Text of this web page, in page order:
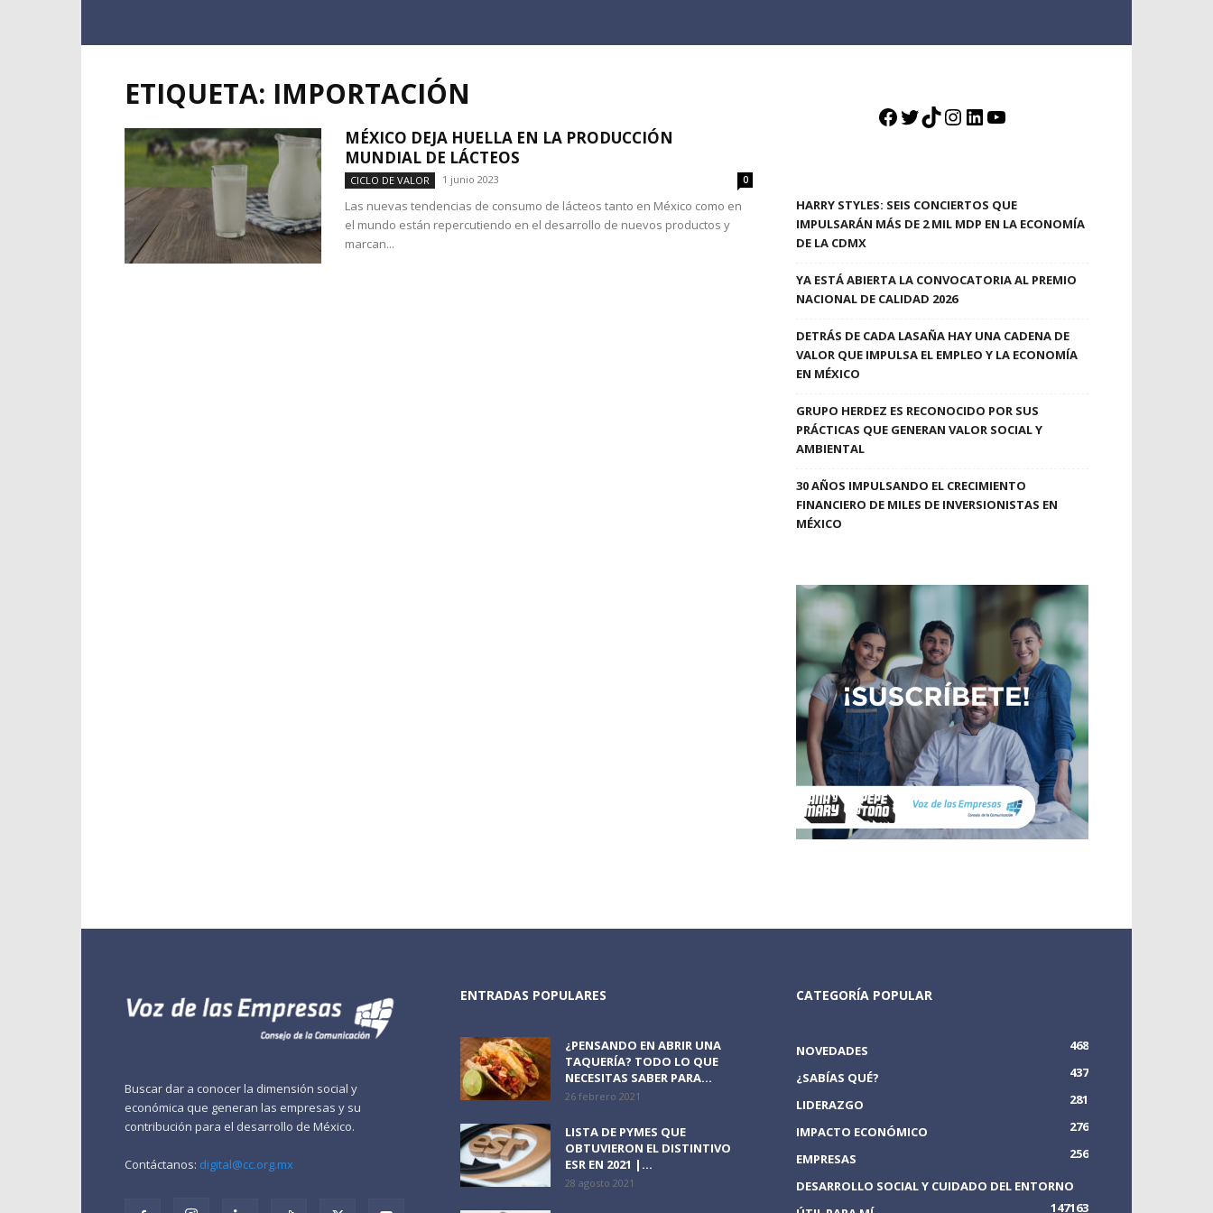
ETIQUETA: IMPORTACIÓN
MÉXICO DEJA HUELLA EN LA PRODUCCIÓN
MUNDIAL DE LÁCTEOS
CICLO DE VALOR 1 junio 2023 0
Las nuevas tendencias de consumo de lácteos tanto en México como en
el mundo están repercutiendo en el desarrollo de nuevos productos y
marcan...
Facebook
Twitter
TikTok
Instagram
LinkedIn
YouTube
HARRY STYLES: SEIS CONCIERTOS QUE
IMPULSARÁN MÁS DE 2 MIL MDP EN LA ECONOMÍA
DE LA CDMX
YA ESTÁ ABIERTA LA CONVOCATORIA AL PREMIO
NACIONAL DE CALIDAD 2026
DETRÁS DE CADA LASAÑA HAY UNA CADENA DE
VALOR QUE IMPULSA EL EMPLEO Y LA ECONOMÍA
EN MÉXICO
GRUPO HERDEZ ES RECONOCIDO POR SUS
PRÁCTICAS QUE GENERAN VALOR SOCIAL Y
AMBIENTAL
30 AÑOS IMPULSANDO EL CRECIMIENTO
FINANCIERO DE MILES DE INVERSIONISTAS EN
MÉXICO
Buscar dar a conocer la dimensión social y
económica que generan las empresas y su
contribución para el desarrollo de México.
Contáctanos: digital@cc.org.mx
ENTRADAS POPULARES
¿PENSANDO EN ABRIR UNA
TAQUERÍA? TODO LO QUE
NECESITAS SABER PARA...
26 febrero 2021
LISTA DE PYMES QUE
OBTUVIERON EL DISTINTIVO
ESR EN 2021 |...
28 agosto 2021
CATEGORÍA POPULAR
NOVEDADES
468
¿SABÍAS QUÉ?
437
LIDERAZGO
281
IMPACTO ECONÓMICO
276
EMPRESAS
256
DESARROLLO SOCIAL Y CUIDADO DEL ENTORNO
163
147